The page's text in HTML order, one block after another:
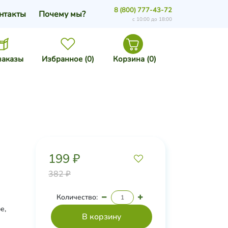
Избранное (0) Корзина (0)
Почему мы? 8 (800) 777-43-72
с 10:00 до 18:00
199 ₽
382 ₽
Количество: